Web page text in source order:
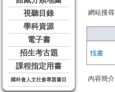
視聽目錄
學科資源
電子書
招生考古題
課程指定用書
國科會人文社會專題書目
網站搜尋
找書
內容簡介